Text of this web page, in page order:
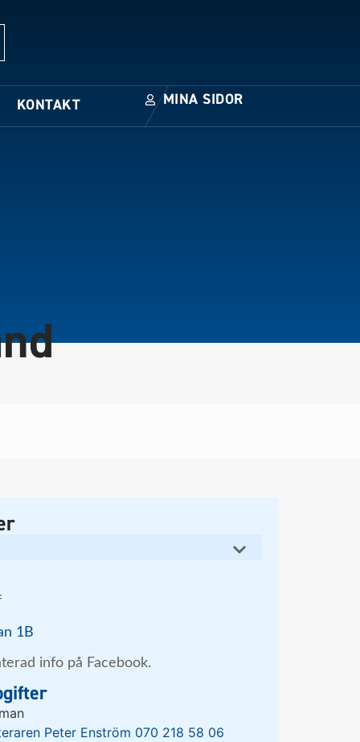
KONTAKT MINA SIDOR
1B
info på Facebook.
Peter Enström 070 218 58 06